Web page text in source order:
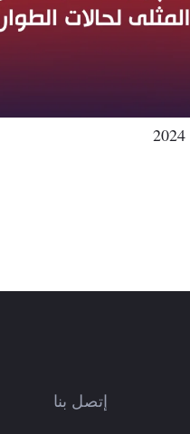
إتصل بنا